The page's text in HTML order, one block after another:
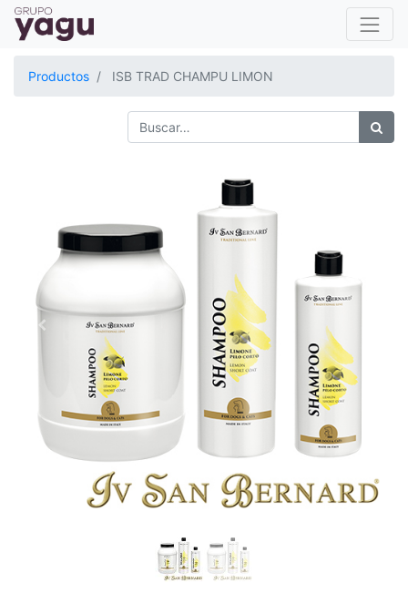
Productos ISB TRAD CHAMPU LIMON